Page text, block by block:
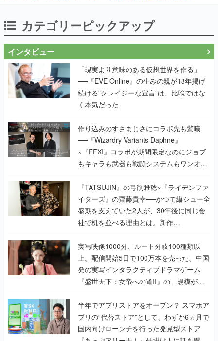
カテゴリーピックアップ
インタビュー
「現実より意味のある仮想世界を作る」
──『EVE Online』の生みの親が18年掲げ
続ける”クレイジーな宣言”は、比喩ではな
く本気だった
作り込みのすさまじさにコラボ先も驚嘆
──『Wizardry Variants Daphne』
×『FFXI』コラボが期間限定なのにジョブ
もキャラも武器も戦闘システムもワンオフ
で作り込まれた理由を両ディレクターに聞
く
『TATSUJIN』の弓削雅稔×『ライデンファ
イターズ』の齋藤貴幸──かつて縦シュー全
盛期を支えていた2人が、30年後に同じ会
社で机を並べる理由とは。新作
『TATSUJIN EXTREME』で初タッグを組
んだレジェンド2人に訊く開発秘話
実写映像1000分、ルート分岐100種類以
上。配信開始5日で100万本を売った、中国
発の実写インタラクティブドラマゲーム
『盛世天下：女帝への道II』の、規模が違
うこだわりをプロデューサーに聞いた
半年でアプリストアをオープン？ スマホア
プリの“代替ストア”として、わずか6ヵ月で
国内向けローンチを行った発見型ストア